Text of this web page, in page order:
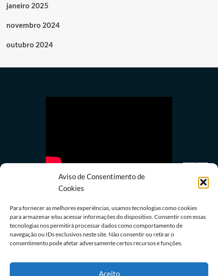
Aviso de Consentimento de
Cookies
Para fornecer as melhores experiências, usamos tecnologias como cookies
para armazenar e/ou acessar informações do dispositivo. Consentir com essas
tecnologias nos permitirá processar dados como comportamento de
navegação ou IDs exclusivos neste site. Não consentir ou retirar o
consentimento pode afetar adversamente certos recursos e funções.
Aceito
janeiro 2025
novembro 2024
outubro 2024
Política
Lula quer mostrar a Trump números de queda do
desmatamento na Amazônia
Redação 08/08/2026